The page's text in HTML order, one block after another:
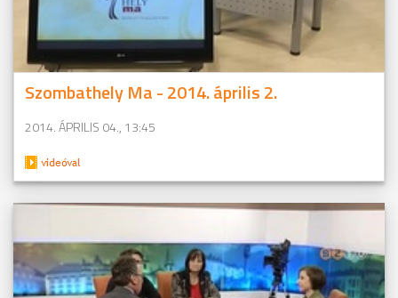
Szombathely Ma - 2014. április 2.
2014. ÁPRILIS 04., 13:45